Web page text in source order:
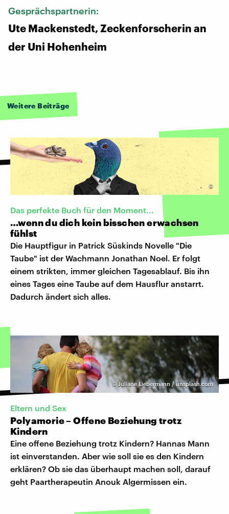
Gesprächspartnerin:
Ute Mackenstedt, Zeckenforscherin an
der Uni Hohenheim
Weitere Beiträge
©
Das perfekte Buch für den Moment...
…wenn du dich kein bisschen erwachsen
fühlst
Die Hauptfigur in Patrick Süskinds Novelle "Die
Taube" ist der Wachmann Jonathan Noel. Er folgt
einem strikten, immer gleichen Tagesablauf. Bis ihn
eines Tages eine Taube auf dem Hausflur anstarrt.
Dadurch ändert sich alles.
©Juliane Liebermann / unsplash.com
Eltern und Sex
Polyamorie – Offene Beziehung trotz
Kindern
Eine offene Beziehung trotz Kindern? Hannas Mann
ist einverstanden. Aber wie soll sie es den Kindern
erklären? Ob sie das überhaupt machen soll, darauf
geht Paartherapeutin Anouk Algermissen ein.